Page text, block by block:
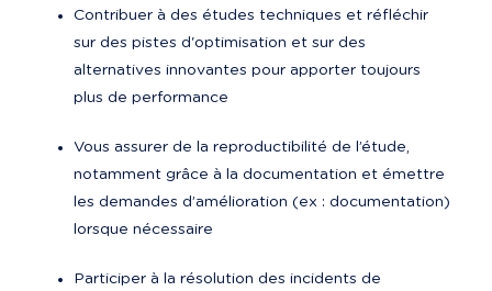
Contribuer à des études techniques et réfléchir
sur des pistes d'optimisation et sur des
alternatives innovantes pour apporter toujours
plus de performance
Vous assurer de la reproductibilité de l’étude,
notamment grâce à la documentation et émettre
les demandes d’amélioration (ex : documentation)
lorsque nécessaire
Participer à la résolution des incidents de